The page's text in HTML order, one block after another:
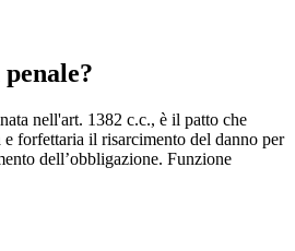
nell'art. 1382 c.c., è il patto che
forfettaria il risarcimento del danno per
dell’obbligazione. Funzione